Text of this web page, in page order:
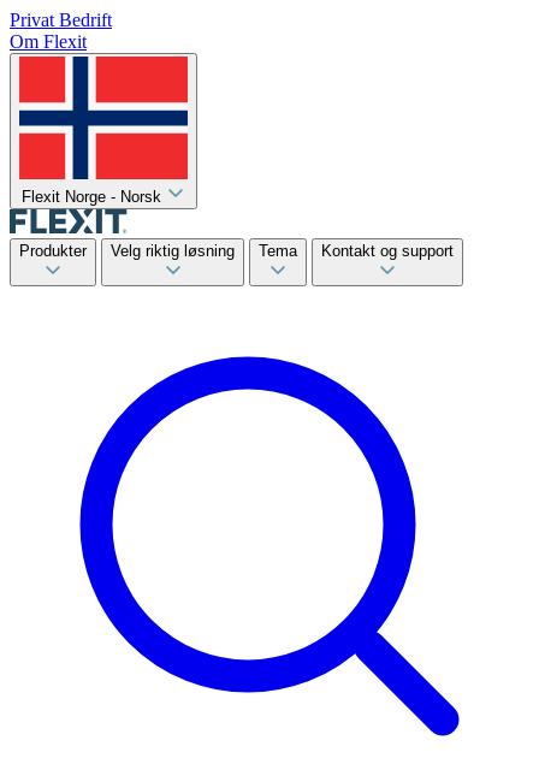
Privat Bedrift
Om Flexit
Flexit Norge - Norsk
Produkter Velg riktig løsning Tema Kontakt og support